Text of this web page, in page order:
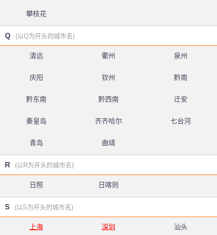
攀枝花
Q (以Q为开头的城市名)
清远 衢州 泉州
庆阳 钦州 黔南
黔东南 黔西南 迁安
秦皇岛 齐齐哈尔 七台河
青岛 曲靖
R (以R为开头的城市名)
日照 日喀则
S (以S为开头的城市名)
上海 深圳 汕头